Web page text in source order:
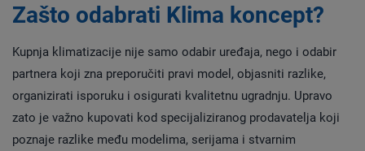
Zašto odabrati Klima koncept?
Kupnja klimatizacije nije samo odabir uređaja, nego i odabir
partnera koji zna preporučiti pravi model, objasniti razlike,
organizirati isporuku i osigurati kvalitetnu ugradnju. Upravo
zato je važno kupovati kod specijaliziranog prodavatelja koji
poznaje razlike među modelima, serijama i stvarnim